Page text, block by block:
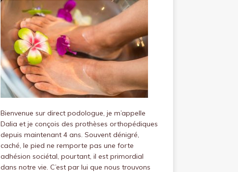
Bienvenue sur direct podologue, je m’appelle
Dalia et je conçois des prothèses orthopédiques
depuis maintenant 4 ans. Souvent dénigré,
caché, le pied ne remporte pas une forte
adhésion sociétal, pourtant, il est primordial
dans notre vie. C’est par lui que nous trouvons